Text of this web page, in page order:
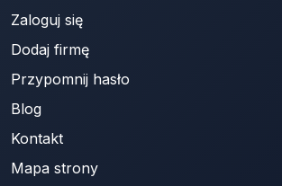
Zaloguj się
Dodaj firmę
Przypomnij hasło
Blog
Kontakt
Mapa strony